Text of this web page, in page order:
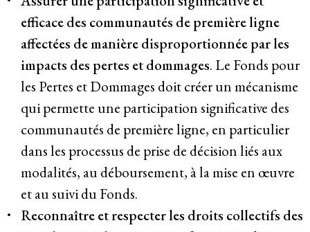
efficace des communautés de première ligne
affectées de manière disproportionnée par les
impacts des pertes et dommages. Le Fonds pour
les Pertes et Dommages doit créer un mécanisme
qui permette une participation significative des
communautés de première ligne, en particulier
dans les processus de prise de décision liés aux
modalités, au déboursement, à la mise en œuvre
et au suivi du Fonds.
Reconnaître et respecter les droits collectifs des